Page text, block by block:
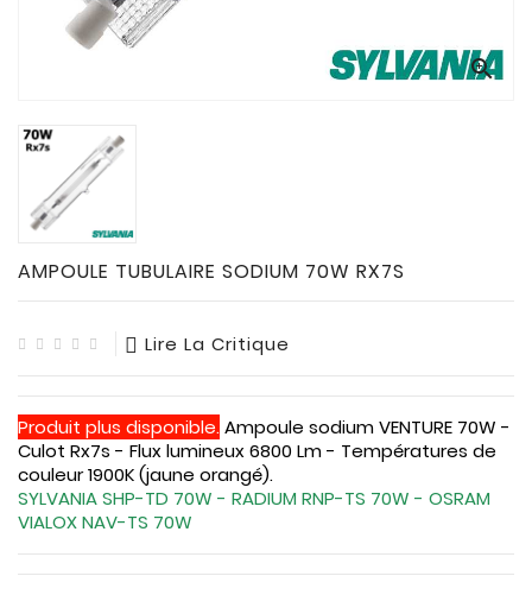
SODIUM
FLUORESCENTS
HALOGENE
IODURE

AMPOULE TUBULAIRE SODIUM 70W RX7S
Lire La Critique
Produit plus disponible.Ampoule sodium VENTURE 70W -
Culot Rx7s - Flux lumineux 6800 Lm - Températures de
couleur 1900K (jaune orangé).
SYLVANIA SHP-TD 70W - RADIUM RNP-TS 70W - OSRAM
VIALOX NAV-TS 70W